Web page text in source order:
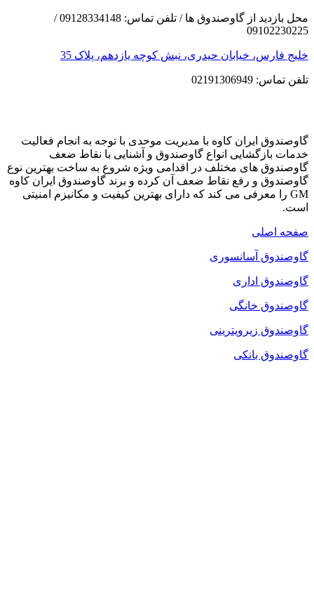
محل بازدید از گاوصندوق ها / تلفن تماس: 09128334148 /
09102230225
خلیج فارس، خیابان حیدری، نبش کوچه یازدهم، پلاک 35
تلفن تماس: 02191306949
گاوصندوق ایران کاوه با مدیریت موحدی با توجه به انجام فعالیت
خدمات بازگشایی انواع گاوصندوق و آشنایی با نقاط ضعف
گاوصندوق های مختلف در اقدامی ویژه شروع به ساخت بهترین نوع
گاوصندوق و رفع نقاط ضعف آن کرده و برند گاوصندوق ایران کاوه
GM را معرفی می کند که دارای بهترین کیفیت و مکانیزم امنیتی
است.
صفحه اصلی
گاوصندوق آسانسوری
گاوصندوق اداری
گاوصندوق خانگی
گاوصندوق زیرویترینی
گاوصندوق بانکی